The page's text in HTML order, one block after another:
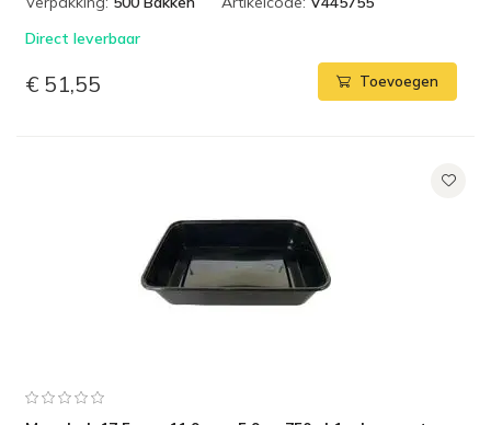
Direct leverbaar
€ 51,55 Toevoegen